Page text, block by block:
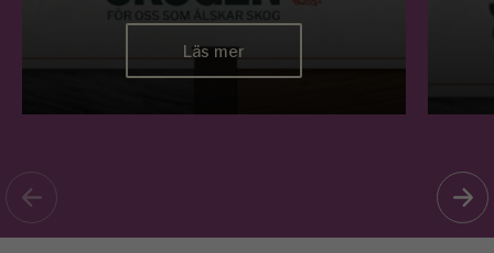
Läs mer